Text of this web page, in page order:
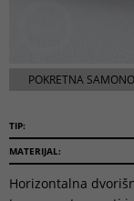
POKRETNA
TIP:
MATERIJAL:
Horizontalna